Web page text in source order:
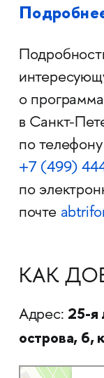
о
в Санкт-
по телефону
+7 (499)
по
почте
КАК
Адрес: 25-я
острова, 6,
Санкт‑Петербург